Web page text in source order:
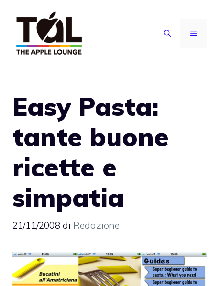
contenuto
MENU
Easy Pasta:
tante buone
ricette e
simpatia
21/11/2008 di Redazione